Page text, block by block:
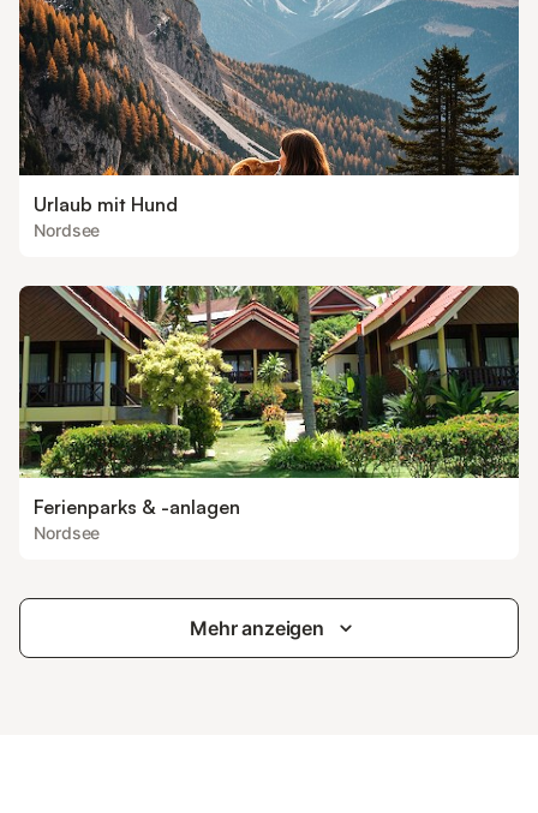
Urlaub mit Hund
Nordsee
Ferienparks & -anlagen
Nordsee
Mehr anzeigen